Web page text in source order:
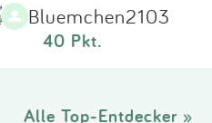
Bluemchen2103
40 Pkt.
Alle Top-Entdecker »